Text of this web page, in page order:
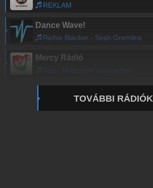
REKLAM
Dance Wave!
Richie Blacker - Sesh Gremlins
Mercy Rádió
TOVÁBBI RÁDIÓK